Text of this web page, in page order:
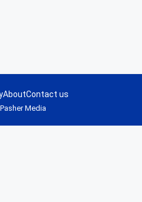
Media
AboutContact us